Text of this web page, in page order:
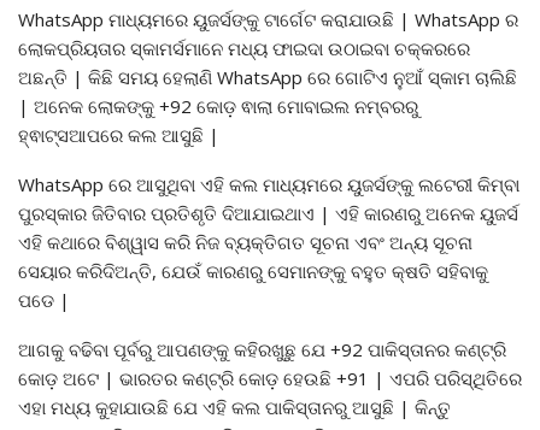
WhatsApp ମାଧ୍ୟମରେ ୟୁଜର୍ସଙ୍କୁ ଟାର୍ଗେଟ କରାଯାଉଛି | WhatsApp ର
ଲୋକପ୍ରିୟତାର ସ୍କାମର୍ସମାନେ ମଧ୍ୟ ଫାଇଦା ଉଠାଇବା ଚକ୍କରରେ
ଅଛନ୍ତି | କିଛି ସମୟ ହେଲାଣି WhatsApp ରେ ଗୋଟିଏ ନୁଆଁ ସ୍କାମ ଚାଲିଛି
| ଅନେକ ଲୋକଙ୍କୁ +92 କୋଡ଼ ଵାଲା ମୋବାଇଲ ନମ୍ବରରୁ
ହ୍ଵାଟ୍ସଆପରେ କଲ ଆସୁଛି |
WhatsApp ରେ ଆସୁଥିବା ଏହି କଲ ମାଧ୍ୟମରେ ୟୁଜର୍ସଙ୍କୁ ଲଟେରୀ କିମ୍ବା
ପୁରସ୍କାର ଜିତିବାର ପ୍ରତିଶୃତି ଦିଆଯାଇଥାଏ | ଏହି କାରଣରୁ ଅନେକ ୟୁଜର୍ସ
ଏହି କଥାରେ ବିଶ୍ୱାସ କରି ନିଜ ବ୍ୟକ୍ତିଗତ ସୂଚନା ଏବଂ ଅନ୍ୟ ସୂଚନା
ସେୟାର କରିଦିଅନ୍ତି, ଯେଉଁ କାରଣରୁ ସେମାନଙ୍କୁ ବହୁତ କ୍ଷତି ସହିବାକୁ
ପଡେ |
ଆଗକୁ ବଢିବା ପୂର୍ବରୁ ଆପଣଙ୍କୁ କହିରଖୁଛୁ ଯେ +92 ପାକିସ୍ତାନର କଣ୍ଟ୍ରି
କୋଡ଼ ଅଟେ | ଭାରତର କଣ୍ଟ୍ରି କୋଡ଼ ହେଉଛି +91 | ଏପରି ପରିସ୍ଥିତିରେ
ଏହା ମଧ୍ୟ କୁହାଯାଉଛି ଯେ ଏହି କଲ ପାକିସ୍ତାନରୁ ଆସୁଛି | କିନ୍ତୁ